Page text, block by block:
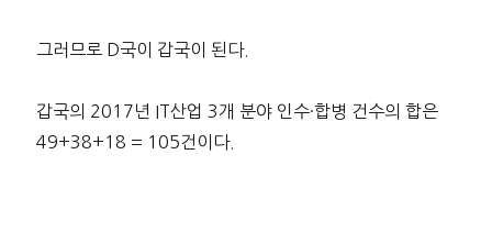
그러므로 D국이 갑국이 된다.
갑국의 2017년 IT산업 3개 분야 인수·합병 건수의 합은
49+38+18 = 105건이다.